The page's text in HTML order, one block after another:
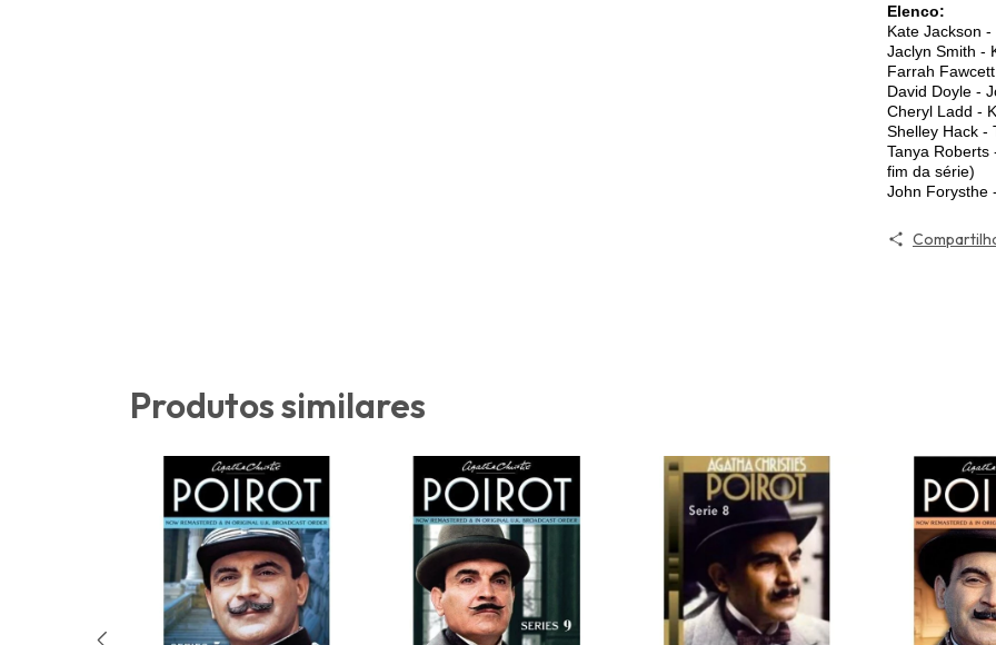
Elenco:
Kate Jackson
Jaclyn Smith -
Farrah
David Doyle -
Cheryl Ladd -
Shelley Hack -
Tanya Roberts
fim da série)
John Forysthe
Produtos similares